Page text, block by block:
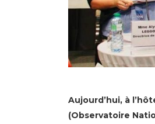
Aujourd’hui, à
(Observatoire